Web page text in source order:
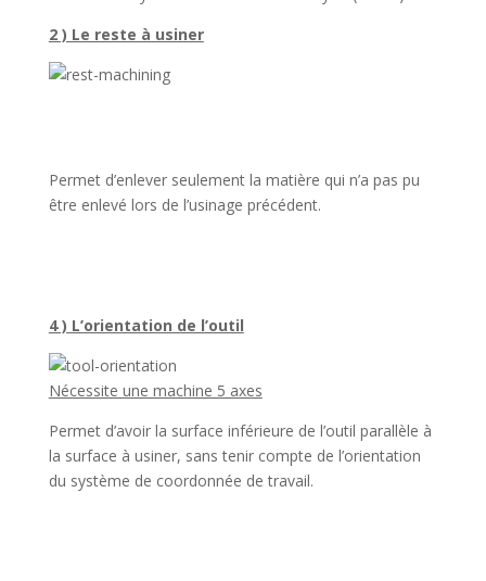
2 ) Le reste à usiner
Permet d’enlever seulement la matière qui n’a pas pu
être enlevé lors de l’usinage précédent.
4 ) L’orientation de l’outil
Nécessite une machine 5 axes
Permet d’avoir la surface inférieure de l’outil parallèle à
la surface à usiner, sans tenir compte de l’orientation
du système de coordonnée de travail.